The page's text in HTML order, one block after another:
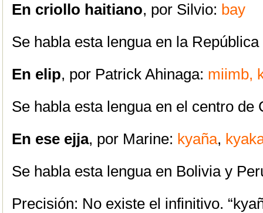
En criollo haitiano, por Silvio: bay
Se habla esta lengua en la
En elip, por Patrick Ahinaga: miimb,
Se habla esta lengua en el centro de
En ese ejja, por Marine: kyaña,
Se habla esta lengua en Bolivia y
Precisión: No existe el infinitivo. “